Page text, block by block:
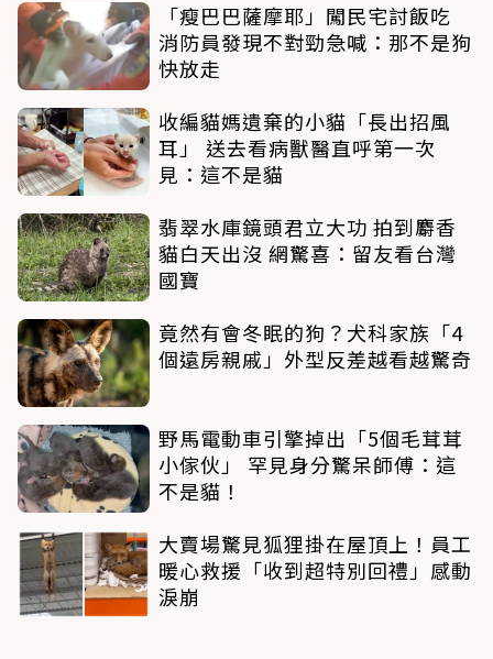
「瘦巴巴薩摩耶」闖民宅討飯吃
消防員發現不對勁急喊：那不是狗
快放走
收編貓媽遺棄的小貓「長出招風
耳」 送去看病獸醫直呼第一次
見：這不是貓
翡翠水庫鏡頭君立大功 拍到麝香
貓白天出沒 網驚喜：留友看台灣
國寶
竟然有會冬眠的狗？犬科家族「4
個遠房親戚」外型反差越看越驚奇
野馬電動車引擎掉出「5個毛茸茸
小傢伙」 罕見身分驚呆師傅：這
不是貓！
大賣場驚見狐狸掛在屋頂上！員工
暖心救援「收到超特別回禮」感動
淚崩